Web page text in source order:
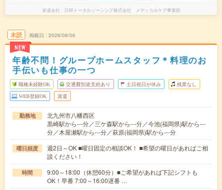
派遣会社 日研トータルソーシング株式会社 メディカルケア事業部
未読
NEW
掲載日 2026/08/06
年齢不問！グループホームスタッフ＊料理のお
手伝いも仕事の一つ
職種未経験OK 交通費別途支給あり 土日祝日が休み 残業なし
WEB登録OK 派遣
勤務地
北九州市八幡西区
黒崎駅から---分／三ケ森駅から---分／今池(福岡県)駅から---
分／木屋瀬駅から---分／萩原(福岡県)駅から---分
曜日頻度
週2日～OK ■曜日固定の相談OK！ ■希望の曜日があればご相
談ください！
時間
9:00～18:00（休憩60分）■ご希望があれば下記シフトも
OK！早番 7:00～16:00遅番 …